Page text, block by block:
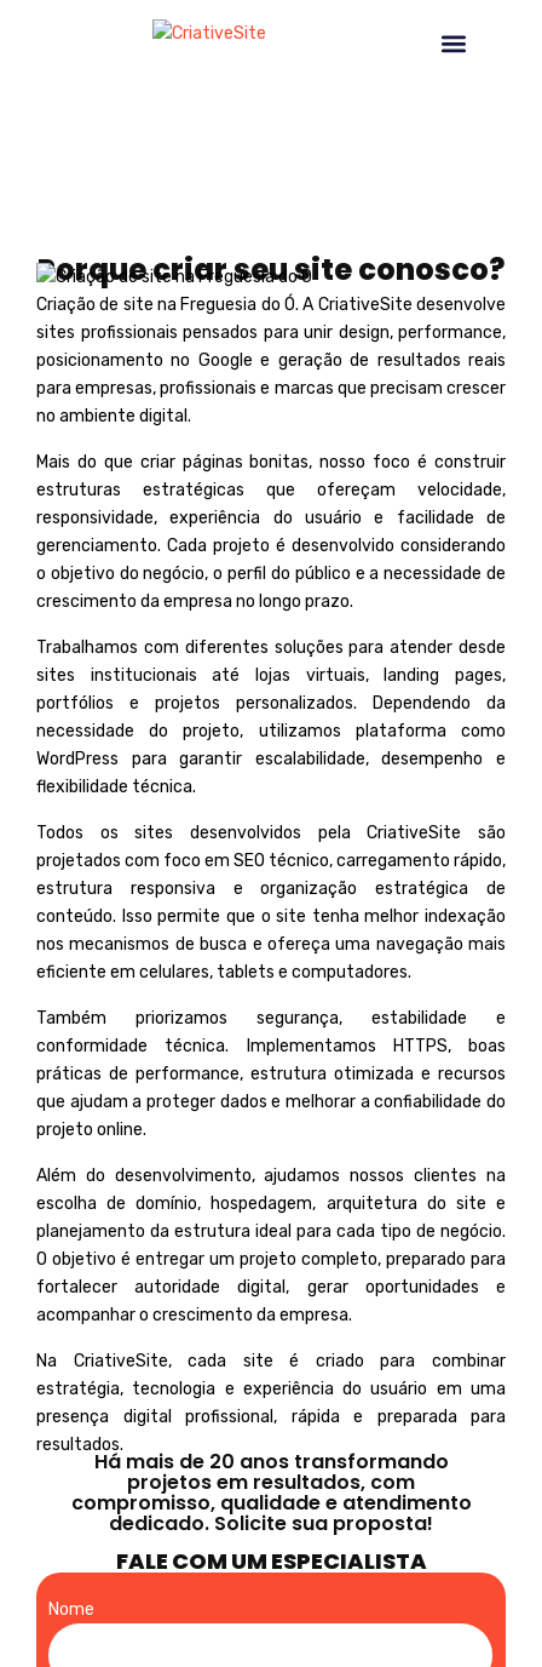
Porque criar seu site conosco?
Criação de site na Freguesia do Ó. A CriativeSite desenvolve
sites profissionais pensados para unir design, performance,
posicionamento no Google e geração de resultados reais
para empresas, profissionais e marcas que precisam crescer
no ambiente digital.
Mais do que criar páginas bonitas, nosso foco é construir
estruturas estratégicas que ofereçam velocidade,
responsividade, experiência do usuário e facilidade de
gerenciamento. Cada projeto é desenvolvido considerando
o objetivo do negócio, o perfil do público e a necessidade de
crescimento da empresa no longo prazo.
Trabalhamos com diferentes soluções para atender desde
sites institucionais até lojas virtuais, landing pages,
portfólios e projetos personalizados. Dependendo da
necessidade do projeto, utilizamos plataforma como
WordPress para garantir escalabilidade, desempenho e
flexibilidade técnica.
Todos os sites desenvolvidos pela CriativeSite são
projetados com foco em SEO técnico, carregamento rápido,
estrutura responsiva e organização estratégica de
conteúdo. Isso permite que o site tenha melhor indexação
nos mecanismos de busca e ofereça uma navegação mais
eficiente em celulares, tablets e computadores.
Também priorizamos segurança, estabilidade e
conformidade técnica. Implementamos HTTPS, boas
práticas de performance, estrutura otimizada e recursos
que ajudam a proteger dados e melhorar a confiabilidade do
projeto online.
Além do desenvolvimento, ajudamos nossos clientes na
escolha de domínio, hospedagem, arquitetura do site e
planejamento da estrutura ideal para cada tipo de negócio.
O objetivo é entregar um projeto completo, preparado para
fortalecer autoridade digital, gerar oportunidades e
acompanhar o crescimento da empresa.
Na CriativeSite, cada site é criado para combinar
estratégia, tecnologia e experiência do usuário em uma
presença digital profissional, rápida e preparada para
resultados.
Há mais de 20 anos transformando
projetos em resultados, com
compromisso, qualidade e atendimento
dedicado. Solicite sua proposta!
FALE COM UM ESPECIALISTA
Nome